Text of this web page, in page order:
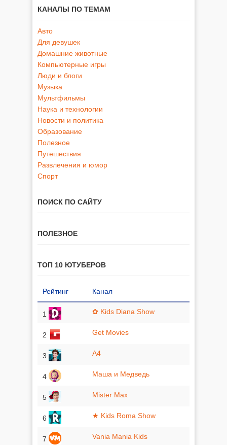
КАНАЛЫ ПО ТЕМАМ
Авто
Для девушек
Домашние животные
Компьютерные игры
Люди и блоги
Музыка
Мультфильмы
Наука и технологии
Новости и политика
Образование
Полезное
Путешествия
Развлечения и юмор
Спорт
ПОИСК ПО САЙТУ
ПОЛЕЗНОЕ
ТОП 10 ЮТУБЕРОВ
Рейтинг Канал
1 ✿ Kids Diana Show
2 Get Movies
3 A4
4 Маша и Медведь
5 Mister Max
6 ★ Kids Roma Show
7 Vania Mania Kids